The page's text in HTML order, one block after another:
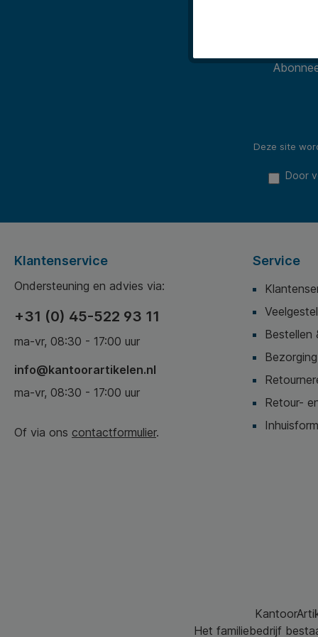
Deze site
Door
Klantenservice
Ondersteuning en advies via:
+31 (0) 45-522 93 11
ma-vr, 08:30 - 17:00 uur
info@kantoorartikelen.nl
ma-vr, 08:30 - 17:00 uur
Of via ons contactformulier.
Service
Bestellen
Retour-
Het familiebedrijf